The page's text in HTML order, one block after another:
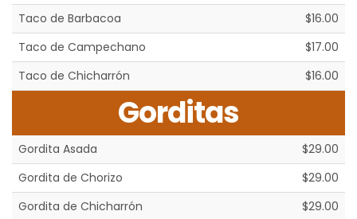
Taco de Barbacoa
$16.00
Taco de Campechano
$17.00
Taco de Chicharrón
$16.00
Gorditas
Gordita Asada
$29.00
Gordita de Chorizo
$29.00
Gordita de Chicharrón
$29.00